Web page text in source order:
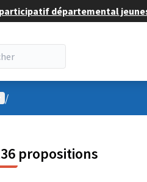
départemental
utilisateur
/
propositions